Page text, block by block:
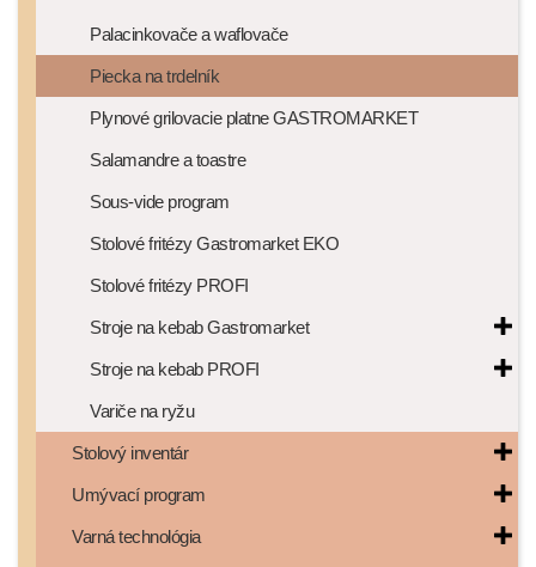
Palacinkovače a waflovače
Piecka na trdelník
Plynové grilovacie platne GASTROMARKET
Salamandre a toastre
Sous-vide program
Stolové fritézy Gastromarket EKO
Stolové fritézy PROFI
Stroje na kebab Gastromarket
Stroje na kebab PROFI
Variče na ryžu
Stolový inventár
Umývací program
Varná technológia